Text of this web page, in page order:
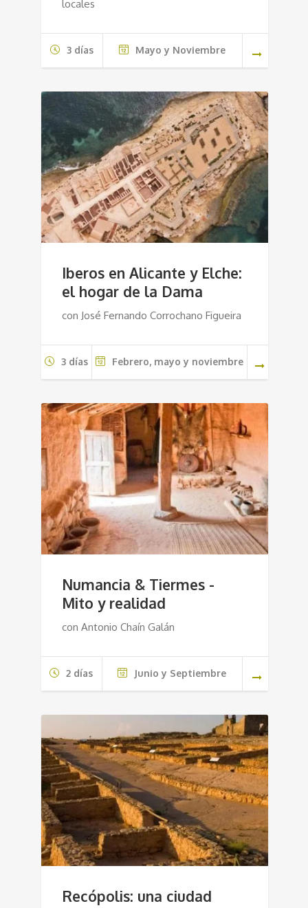
locales
3 días Mayo y Noviembre
Iberos en Alicante y Elche:
el hogar de la Dama
con José Fernando Corrochano Figueira
3 días Febrero, mayo y noviembre
Numancia & Tiermes -
Mito y realidad
con Antonio Chaín Galán
2 días Junio y Septiembre
Recópolis: una ciudad